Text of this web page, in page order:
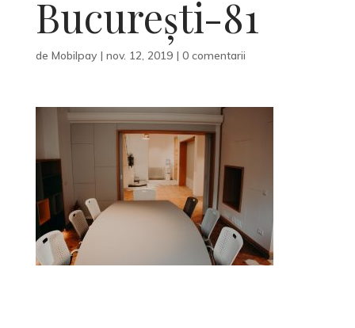
București-81
de Mobilpay| nov. 12, 2019| 0 comentarii